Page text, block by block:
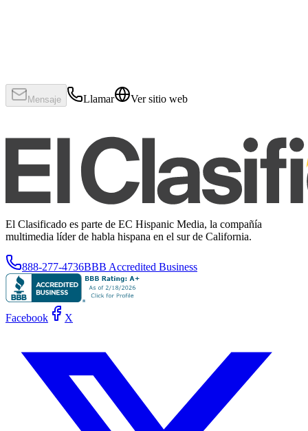
Mensaje Llamar Ver sitio web
El Clasificado es parte de EC Hispanic Media, la compañía
multimedia líder de habla hispana en el sur de California.
888-277-4736BBB Accredited Business
Facebook X